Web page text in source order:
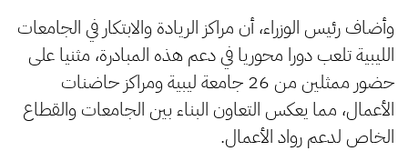
وأضاف رئيس الوزراء، أن مراكز الريادة والابتكار في الجامعات
الليبية تلعب دورا محوريا في دعم هذه المبادرة، مثنيا على
حضور ممثلين من 26 جامعة ليبية ومراكز حاضنات
الأعمال، مما يعكس التعاون البناء بين الجامعات والقطاع
الخاص لدعم رواد الأعمال.